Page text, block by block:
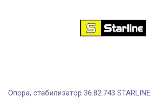
Опора, стабилизатор 36.82.743 STARLINE